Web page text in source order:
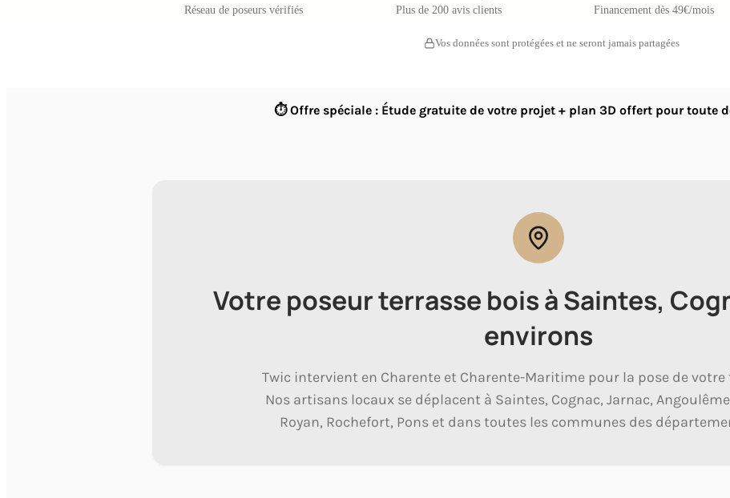
Réseau de poseurs vérifiés Plus de 200 avis clients Financement dès 49€/mois
Vos données sont protégées et ne seront jamais partagées
⏱ Offre spéciale : Étude gratuite de votre projet + plan 3D offert pour toute
Votre poseur terrasse bois à Saintes,
environs
Twic intervient en Charente et Charente-Maritime pour la pose de votre
Nos artisans locaux se déplacent à Saintes, Cognac, Jarnac,
Royan, Rochefort, Pons et dans toutes les communes des